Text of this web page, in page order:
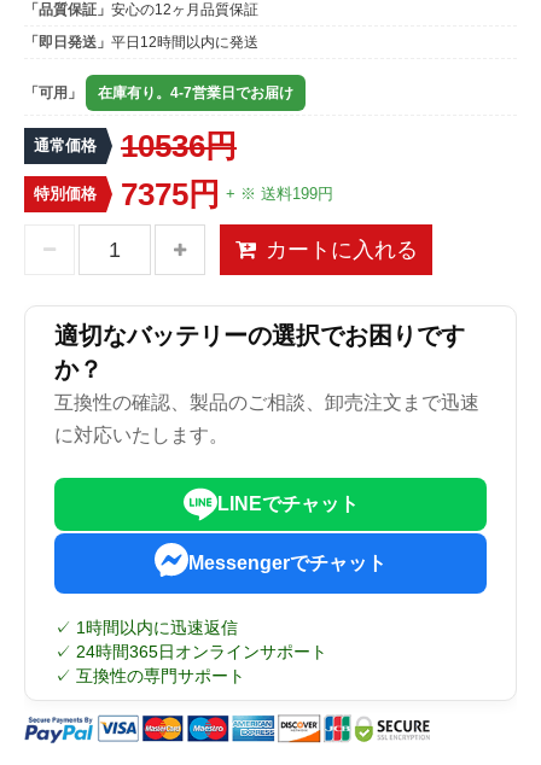
「品質保証」 安心の12ヶ月品質保証
「即日発送」 平日12時間以内に発送
「可用」 在庫有り。4-7営業日でお届け
通常価格 10536円
特別価格 7375円 + ※ 送料199円
カートに入れる
適切なバッテリーの選択でお困りです
か？
互換性の確認、製品のご相談、卸売注文まで迅速
に対応いたします。
LINEでチャット
Messengerでチャット
✓ 1時間以内に迅速返信
✓ 24時間365日オンラインサポート
✓ 互換性の専門サポート